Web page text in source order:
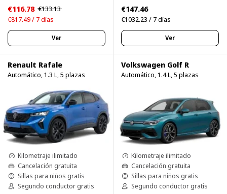
€116.78 €133.13
€817.49 / 7 días
Ver
€147.46
€1032.23 / 7 días
Ver
Renault Rafale
Automático, 1.3 L, 5 plazas
Kilometraje ilimitado
Cancelación gratuita
Sillas para niños gratis
Segundo conductor gratis
Volkswagen Golf R
Automático, 1.4 L, 5 plazas
Kilometraje ilimitado
Cancelación gratuita
Sillas para niños gratis
Segundo conductor gratis